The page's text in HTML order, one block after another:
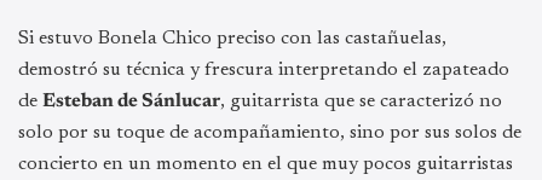
Si estuvo Bonela Chico preciso con las castañuelas,
demostró su técnica y frescura interpretando el zapateado
de Esteban de Sánlucar, guitarrista que se caracterizó no
solo por su toque de acompañamiento, sino por sus solos de
concierto en un momento en el que muy pocos guitarristas